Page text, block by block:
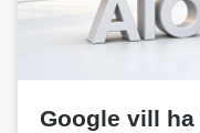
Google vill